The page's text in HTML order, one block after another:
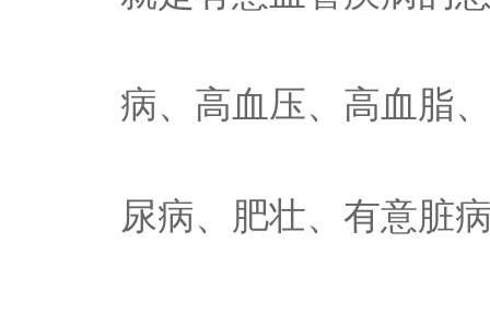
病、高血压、高血脂
尿病、肥壮、有意脏